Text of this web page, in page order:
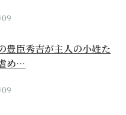
豊臣秀吉が主人の小姓た
め…